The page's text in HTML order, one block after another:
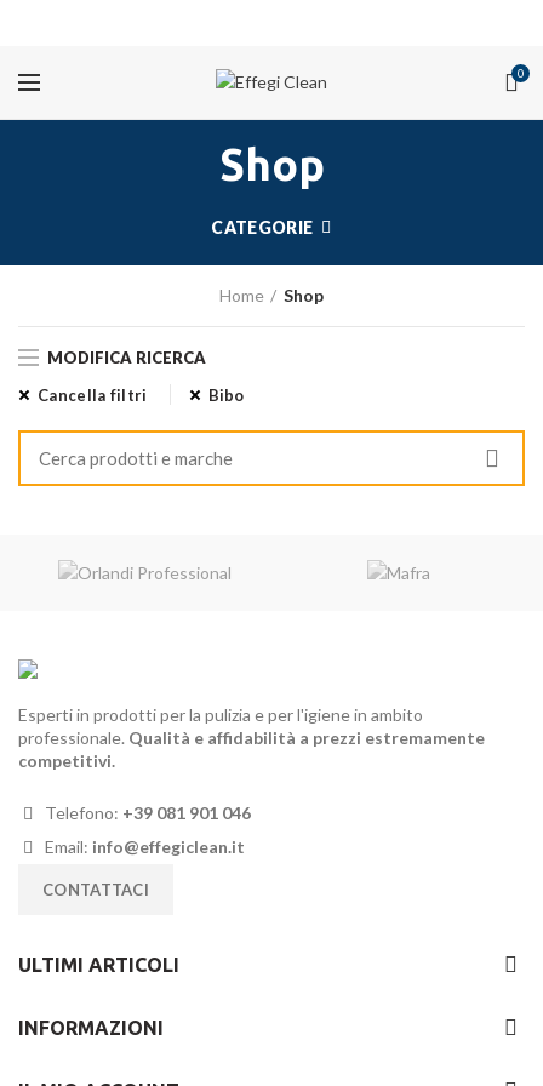
0
Shop
CATEGORIE
Home Shop
MODIFICA RICERCA
Cancella filtri
Bibo
Esperti in prodotti per la pulizia e per l'igiene in ambito
professionale. Qualità e affidabilità a prezzi estremamente
competitivi.
Telefono: +39 081 901 046
Email: info@effegiclean.it
CONTATTACI
ULTIMI ARTICOLI
INFORMAZIONI